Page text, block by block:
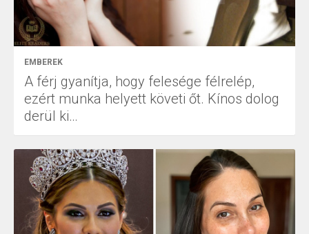
EMBEREK
A férj gyanítja, hogy felesége félrelép,
ezért munka helyett követi őt. Kínos dolog
derül ki…